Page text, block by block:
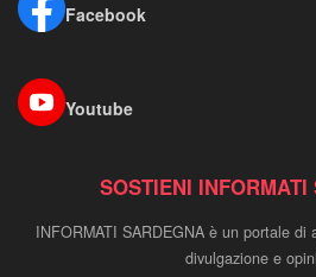
Facebook
Youtube
SOSTIENI INFORMATI
INFORMATI SARDEGNA è un portale di
divulgazione e